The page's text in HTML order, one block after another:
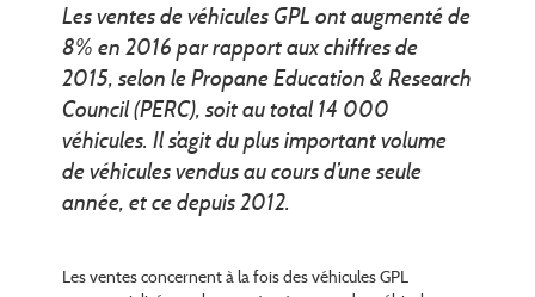
Les ventes de véhicules GPL ont augmenté de
8% en 2016 par rapport aux chiffres de
2015, selon le Propane Education & Research
Council (PERC), soit au total 14 000
véhicules.Il s’agit du plus important volume
de véhicules vendus au cours d’une seule
année, et ce depuis 2012.
Les ventes concernent à la fois des véhicules GPL